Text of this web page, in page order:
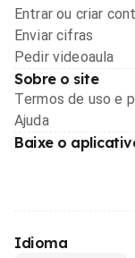
Entrar ou criar
Enviar cifras
Pedir videoaula
Sobre o site
Termos de uso e
Ajuda
Baixe o
Idioma